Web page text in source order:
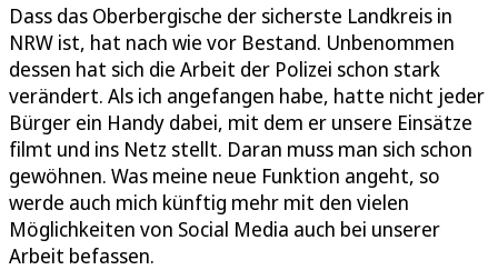
Dass das Oberbergische der sicherste Landkreis in
NRW ist, hat nach wie vor Bestand. Unbenommen
dessen hat sich die Arbeit der Polizei schon stark
verändert. Als ich angefangen habe, hatte nicht jeder
Bürger ein Handy dabei, mit dem er unsere Einsätze
filmt und ins Netz stellt. Daran muss man sich schon
gewöhnen. Was meine neue Funktion angeht, so
werde auch mich künftig mehr mit den vielen
Möglichkeiten von Social Media auch bei unserer
Arbeit befassen.